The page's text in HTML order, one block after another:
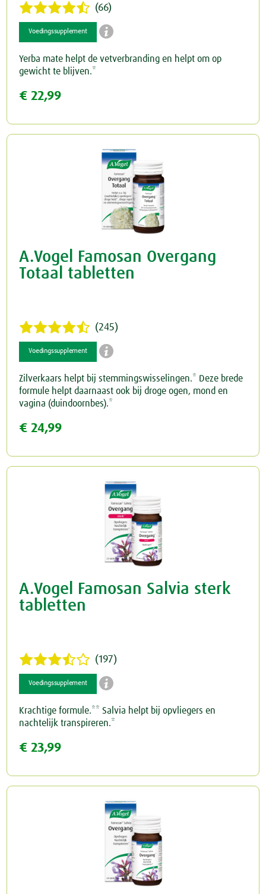
(66)
Voedingssupplement 
Yerba mate helpt de vetverbranding en helpt om op
gewicht te blijven.*
€ 22,99
A.Vogel Famosan Overgang
Totaal tabletten
(245)
Voedingssupplement 
Zilverkaars helpt bij stemmingswisselingen.* Deze brede
formule helpt daarnaast ook bij droge ogen, mond en
vagina (duindoornbes).*
€ 24,99
A.Vogel Famosan Salvia sterk
tabletten
(197)
Voedingssupplement 
Krachtige formule.** Salvia helpt bij opvliegers en
nachtelijk transpireren.*
€ 23,99